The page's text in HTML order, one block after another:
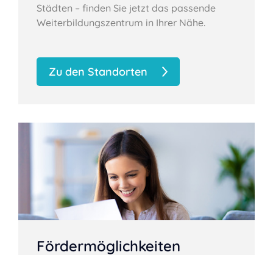
Städten – finden Sie jetzt das passende
Weiterbildungszentrum in Ihrer Nähe.
Zu den Standorten
Fördermöglichkeiten